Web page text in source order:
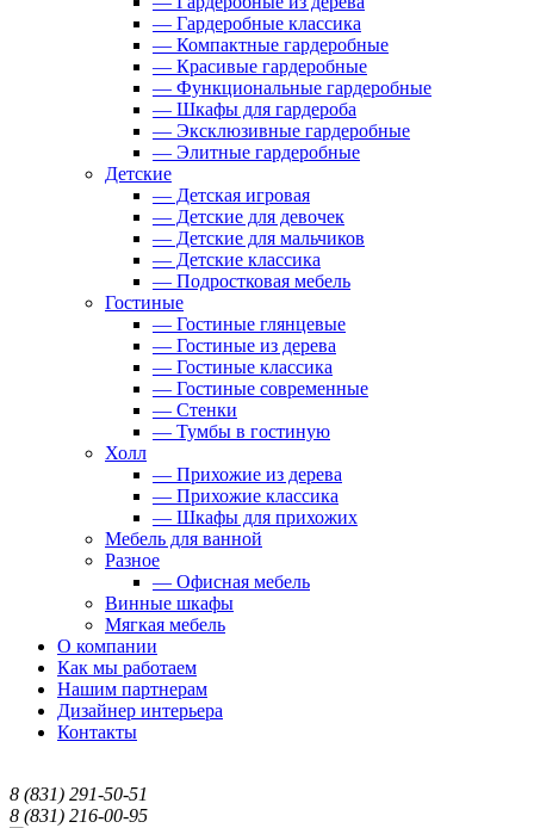
— Гардеробные классика
— Компактные гардеробные
— Красивые гардеробные
— Функциональные гардеробные
— Шкафы для гардероба
— Эксклюзивные гардеробные
— Элитные гардеробные
Детские
— Детская игровая
— Детские для девочек
— Детские для мальчиков
— Детские классика
— Подростковая мебель
Гостиные
— Гостиные глянцевые
— Гостиные из дерева
— Гостиные классика
— Гостиные современные
— Стенки
— Тумбы в гостиную
Холл
— Прихожие из дерева
— Прихожие классика
— Шкафы для прихожих
Мебель для ванной
Разное
— Офисная мебель
Винные шкафы
Мягкая мебель
О компании
Как мы работаем
Нашим партнерам
Дизайнер интерьера
Контакты
8 (831) 291-50-51
8 (831) 216-00-95